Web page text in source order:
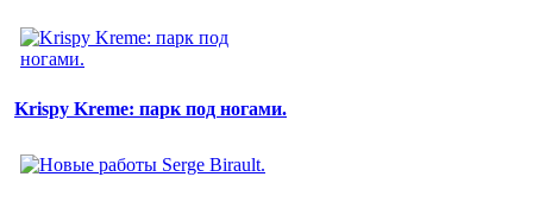
Krispy Kreme: парк под ногами.